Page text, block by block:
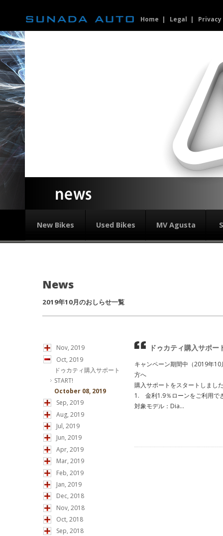
Home Legal
New Bikes Used Bikes MV Agusta
News
2019年10月のおしらせ一覧
Nov, 2019
Oct, 2019
ドゥカティ購入サポート
START!
October 08, 2019
Sep, 2019
Aug, 2019
Jul, 2019
Jun, 2019
Apr, 2019
Mar, 2019
Feb, 2019
Jan, 2019
Dec, 2018
Nov, 2018
Oct, 2018
Sep, 2018
ドゥカティ購入サポー
キャンペーン期間中（2019年
方へ
購入サポートをスタートしまし
1. 金利1.9％ローンをご利用で
対象モデル：Dia...